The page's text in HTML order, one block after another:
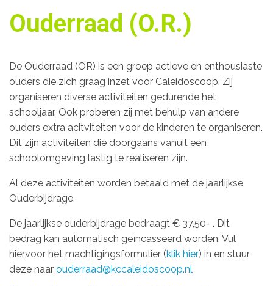
Ouderraad (O.R.)
De Ouderraad (OR) is een groep actieve en enthousiaste
ouders die zich graag inzet voor Caleidoscoop. Zij
organiseren diverse activiteiten gedurende het
schooljaar. Ook proberen zij met behulp van andere
ouders extra acitviteiten voor de kinderen te organiseren.
Dit zijn activiteiten die doorgaans vanuit een
schoolomgeving lastig te realiseren zijn.
Al deze activiteiten worden betaald met de jaarlijkse
Ouderbijdrage.
De jaarlijkse ouderbijdrage bedraagt € 37,50- . Dit
bedrag kan automatisch geïncasseerd worden. Vul
hiervoor het machtigingsformulier (klik hier) in en stuur
deze naar ouderraad@kccaleidoscoop.nl